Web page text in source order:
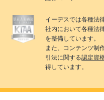
イーデスでは各種法
社内において各種法
を整備しています。
また、コンテンツ制
引法に関する認定資
得しています。